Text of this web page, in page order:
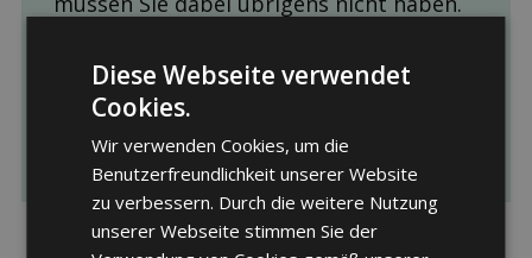
sind gesetzlich vorgegeben und daher
bei allen Krankenkassen, Modellen und
Franchisen identisch.
Diese Webseite verwendet
Cookies.
Wir verwenden Cookies, um die
Benutzerfreundlichkeit unserer Website
zu verbessern. Durch die weitere Nutzung
unserer Webseite stimmen Sie der